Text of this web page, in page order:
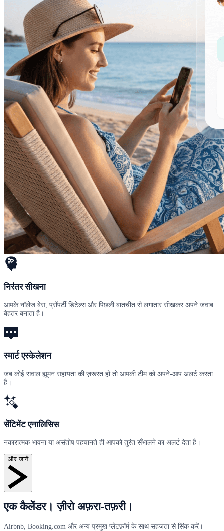
निरंतर सीखना
आपके नॉलेज बेस, प्रॉपर्टी डिटेल्स और पिछली बातचीत से लगातार सीखकर अपने जवाब
बेहतर बनाता है।
स्मार्ट एस्केलेशन
जब कोई सवाल ह्यूमन सहायता की ज़रूरत हो तो आपकी टीम को अपने-आप अलर्ट करता
है।
सेंटिमेंट एनालिसिस
नकारात्मक भावना या असंतोष पहचानते ही आपको तुरंत सँभालने का अलर्ट देता है।
और जानें
एक कैलेंडर। ज़ीरो अफ़रा-तफ़री।
Airbnb, Booking.com और अन्य प्रमुख प्लेटफ़ॉर्म के साथ सहजता से सिंक करें।